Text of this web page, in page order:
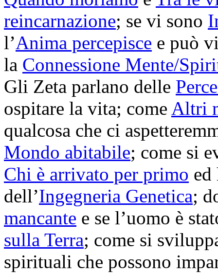
reincarnazione; se vi sono
l’Anima percepisce e può
la Connessione Mente/
Gli Zeta parlano delle
ospitare la vita; come Altri
qualcosa che ci
Mondo abitabile; come si
Chi è arrivato per primo ed
dell’Ingegneria Genetica;
mancante e se l’uomo è
sulla Terra; come si
spirituali che possono